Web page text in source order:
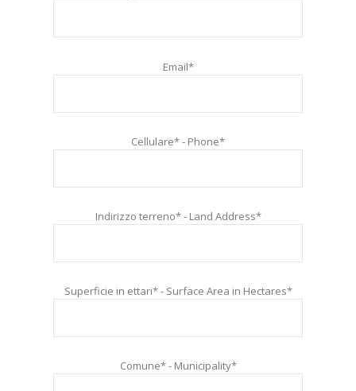
Email*
Cellulare* - Phone*
Indirizzo terreno* - Land Address*
Superficie in ettari* - Surface Area in Hectares*
Comune* - Municipality*